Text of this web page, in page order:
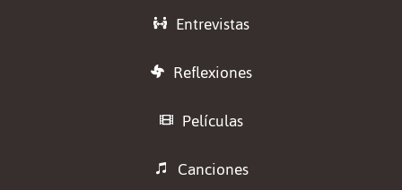
Entrevistas
Reflexiones
Películas
Canciones